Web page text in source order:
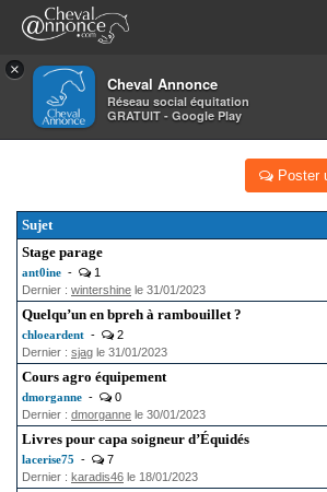
×
Cheval Annonce
Réseau social équitation
GRATUIT - Google Play
FORMATIONS
Poster
Sujet
Stage parage
ant0ine -
1
Dernier : wintershine le 31/01/2023
Quelqu’un en bpreh à rambouillet ?
chloeardent -
2
Dernier : sjag le 31/01/2023
Cours agro équipement
dmorganne -
0
Dernier : dmorganne le 30/01/2023
Livres pour capa soigneur d’Équidés
lacerise75 -
7
Dernier : karadis46 le 18/01/2023